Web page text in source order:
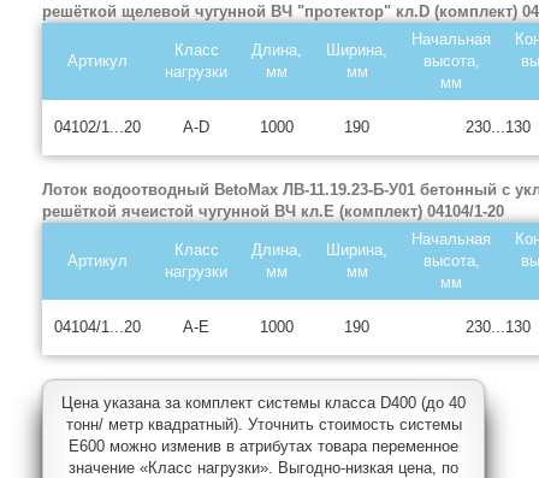
решёткой щелевой чугунной ВЧ "протектор" кл.D (комплект)
Артикул
Класс
нагрузки
Длина,
мм
Ширина,
мм
Начальная
высота,
мм
04102/1...20 A-D 1000 190 230...130
Лоток водоотводный BetoMax ЛВ-11.19.23-Б-У01 бетонный с
решёткой ячеистой чугунной ВЧ кл.E (комплект) 04104/1-20
Артикул
Класс
нагрузки
Длина,
мм
Ширина,
мм
Начальная
высота,
мм
04104/1...20 A-E 1000 190 230...130
Цена указана за комплект системы класса D400 (до 40
тонн/ метр квадратный). Уточнить стоимость системы
E600 можно изменив в атрибутах товара переменное
значение «Класс нагрузки». Выгодно-низкая цена, по